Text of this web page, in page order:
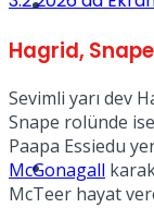
Sinema
Hagrid,
Sevimli yarı dev
Snape rolünde
Paapa Essiedu
McGonagall
McTeer hayat